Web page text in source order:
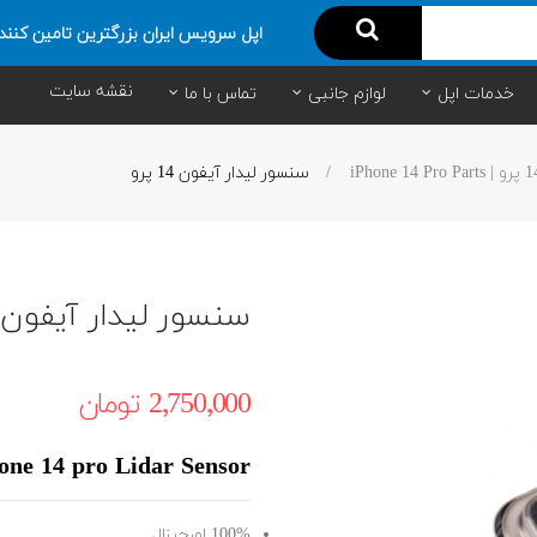
اپل سرویس ایران بزرگترین تامین
خدمات اپل لوازم جانبی تماس با ما نقشه سایت
سنسور لیدار آیفون 14 پرو
سنسور لیدار آیفون 14
2٬750٬000 ‎تومان
14 pro Lidar Sensor